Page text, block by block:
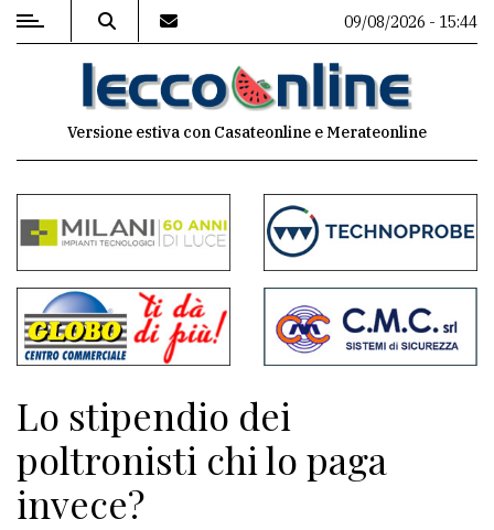
MENU
commenti
Contenuti
del
sito
Meteo
CONTATTI
09/08/2026 - 15:44
Versione estiva con Casateonline e Merateonline
Lo stipendio dei
poltronisti chi lo paga
invece?